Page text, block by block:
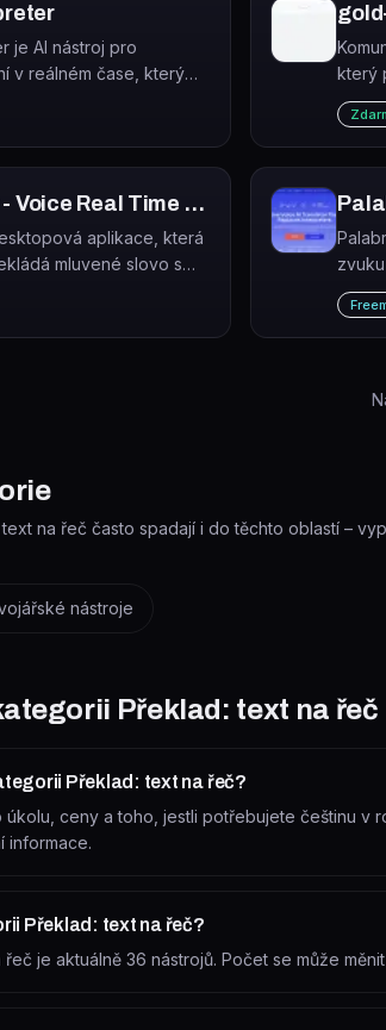
je AI nástroj pro
v reálném čase, který
do přirozeně
pomocí AI hlasu.
který
TranslaBuddy - Voice Real Time Translator
aplikace, která
mluvené slovo s
a zobrazuje překlad v
na obrazovce.
na řeč často spadají i do těchto oblastí –
nástroje
Překlad: text na řeč
Překlad: text na řeč?
ceny a toho, jestli potřebujete češtinu v
informace.
Překlad: text na řeč?
je aktuálně 36 nástrojů. Počet se může